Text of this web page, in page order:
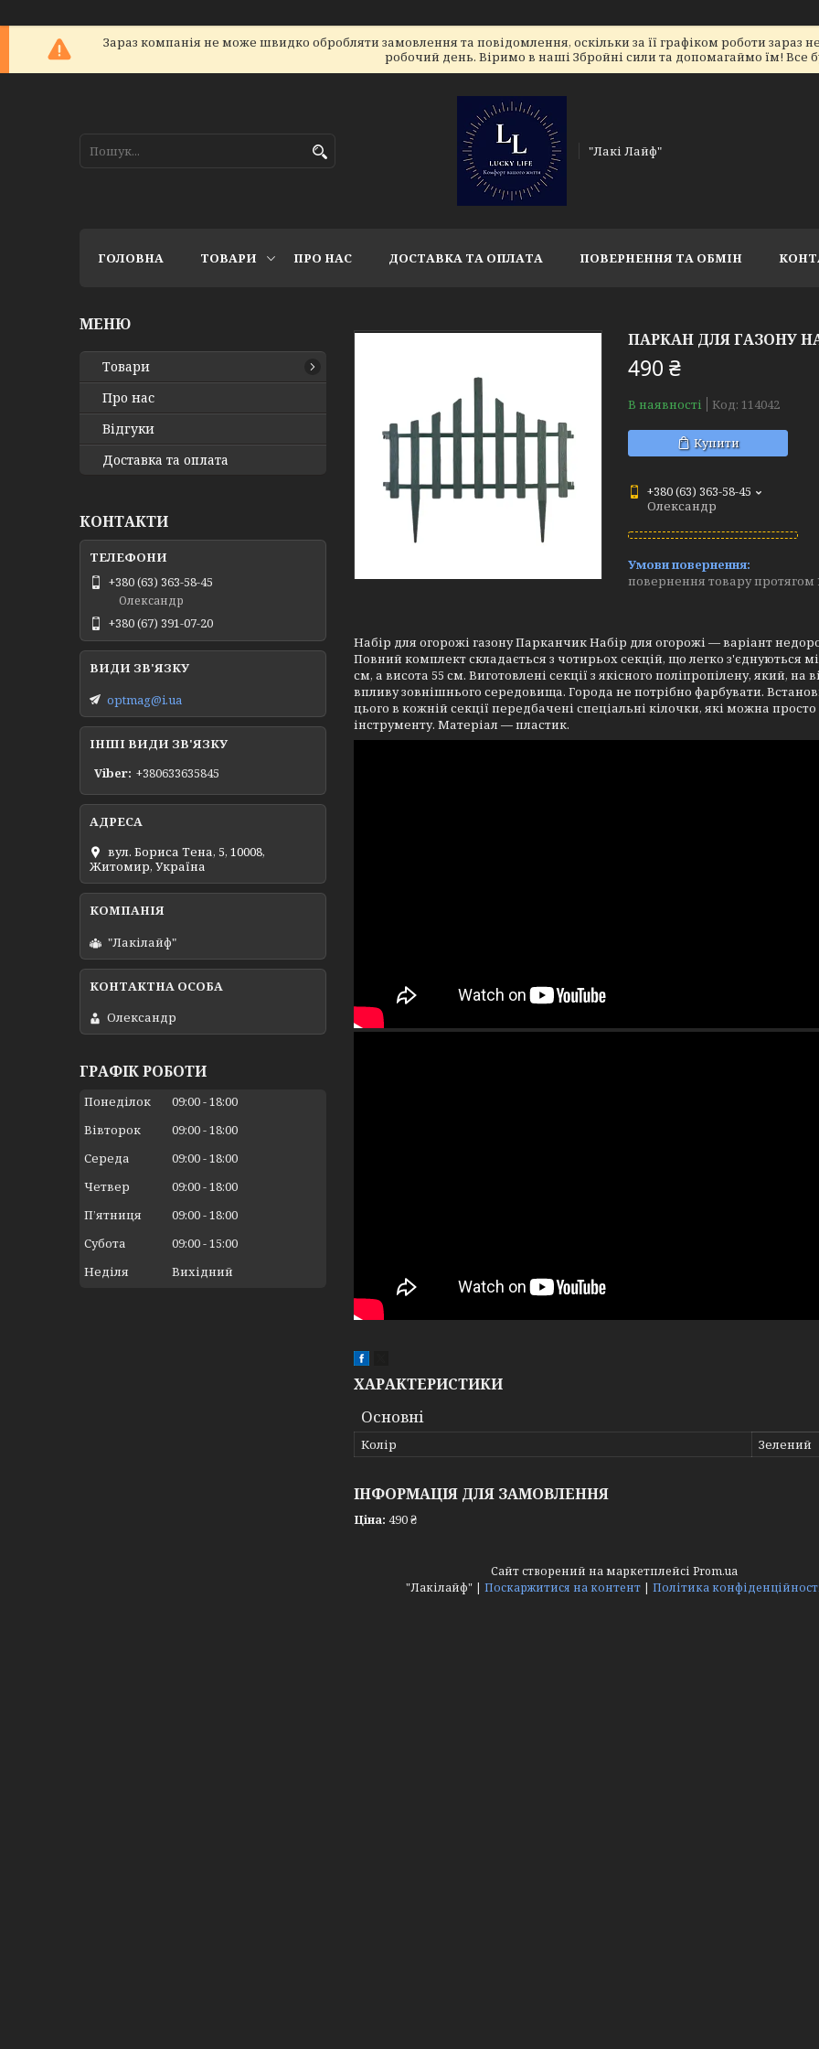
Зараз компанія не може швидко обробляти замовлення та повідомлення, оскільки за її графіком роботи
робочий день. Віримо в наші Збройні сили та допомагаймо їм! Все
"Лакі Лайф"
ГОЛОВНА ТОВАРИ ПРО НАС ДОСТАВКА ТА ОПЛАТА ПОВЕРНЕННЯ ТА ОБМІН
ПАРКАН ДЛЯ ГАЗОНУ
490 ₴
В наявності Код: 114042
Купити
+380 (63) 363-58-45
Олександр
повернення товару протягом
Набір для огорожі газону Парканчик Набір для огорожі — варіант
Повний комплект складається з чотирьох секцій, що легко з'єднуються
см, а висота 55 см. Виготовлені секції з якісного поліпропілену, який,
впливу зовнішнього середовища. Города не потрібно фарбувати.
цього в кожній секції передбачені спеціальні кілочки, які можна
інструменту. Матеріал — пластик.
ХАРАКТЕРИСТИКИ
Основні
Колір Зелений
ІНФОРМАЦІЯ ДЛЯ ЗАМОВЛЕННЯ
Ціна: 490 ₴
Товари
Про нас
Відгуки
Доставка та оплата
КОНТАКТИ
+380 (63) 363-58-45
Олександр
+380 (67) 391-07-20
optmag@i.ua
ІНШІ ВИДИ ЗВ'ЯЗКУ
Viber +380633635845
вул. Бориса Тена, 5, 10008,
Житомир, Україна
"Лакілайф"
Олександр
ГРАФІК РОБОТИ
Понеділок 09:00 18:00
Вівторок
09:00 18:00
Середа
09:00 18:00
Четвер
09:00 18:00
Пʼятниця
09:00 18:00
Субота
09:00 15:00
Неділя
Вихідний
Сайт створений на маркетплейсі Prom.ua
"Лакілайф" | Поскаржитися на контент | Політика